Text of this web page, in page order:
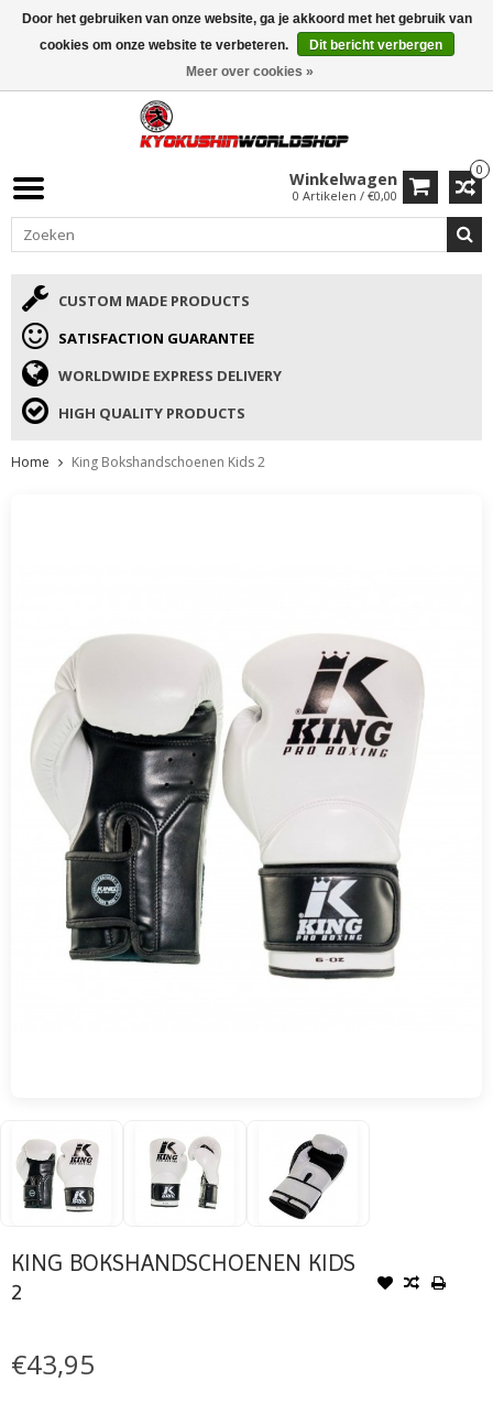
ISAMU SUMMER DEALS• 10% Korting + cadeau vanaf €169 →
0
Winkelwagen
0 Artikelen / €0,00
CUSTOM MADE PRODUCTS
SATISFACTION GUARANTEE
WORLDWIDE EXPRESS DELIVERY
HIGH QUALITY PRODUCTS
Home King Bokshandschoenen Kids 2
KING BOKSHANDSCHOENEN KIDS
2
€43,95
Door het gebruiken van onze website, ga je akkoord met het gebruik van
cookies om onze website te verbeteren.
Dit bericht verbergen
Meer over cookies »